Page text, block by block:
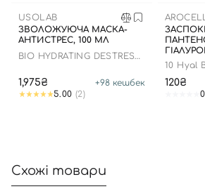
USOLAB
ЗВОЛОЖУЮЧА МАСКА-
АНТИСТРЕС, 100 МЛ
BIO HYDRATING DESTRESS
1,975₴ +98 кешбек
5.00 (2)
10 Hyal
120₴
0
Схожі товари
Відправляючи форму для
приймаєте умовиУгоди користувача
Увійти за допомогою